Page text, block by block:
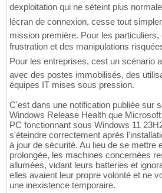
dexploitation qui ne séteint plus
lécran de connexion, cesse tout
mission première. Pour les
frustration et des manipulations
Pour les entreprises, cest un scénario
avec des postes immobilisés, des
équipes IT mises sous pression.
C'est dans une notification publiée sur
Windows Release Health que
PC fonctionnant sous Windows 11
s'éteindre correctement après
à jour de sécurité. Au lieu de se mettre
prolongée, les machines concernées
allumées, vidant leurs batteries et
elles avaient leur propre volonté et ne
une inexistence temporaire.